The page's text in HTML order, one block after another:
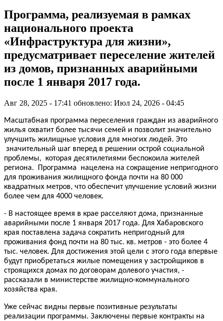
Программа, реализуемая в рамках
национального проекта
«Инфраструктура для жизни»,
предусматривает переселение жителей
из домов, признанных аварийными
после 1 января 2017 года.
Авг 28, 2025 - 17:41 обновлено: Июл 24, 2026 - 04:45
Масштабная программа переселения граждан из аварийного
жилья охватит более тысячи семей и позволит значительно
улучшить жилищные условия для многих людей. Это
значительный шаг вперед в решении острой социальной
проблемы, которая десятилетиями беспокоила жителей
региона. Программа нацелена на сокращение непригодного
для проживания жилищного фонда почти на 80 000
квадратных метров, что обеспечит улучшение условий жизни
более чем для 4000 человек.
- В настоящее время в крае расселяют дома, признанные
аварийными после 1 января 2017 года. Для Хабаровского
края поставлена задача сократить непригодный для
проживания фонд почти на 80 тыс. кв. метров - это более 4
тыс. человек. Для достижения этой цели с этого года впервые
будут приобретаться жилые помещения у застройщиков в
строящихся домах по договорам долевого участия, -
рассказали в министерстве жилищно-коммунального
хозяйства края.
Уже сейчас видны первые позитивные результаты
реализации программы. Заключены первые контракты на